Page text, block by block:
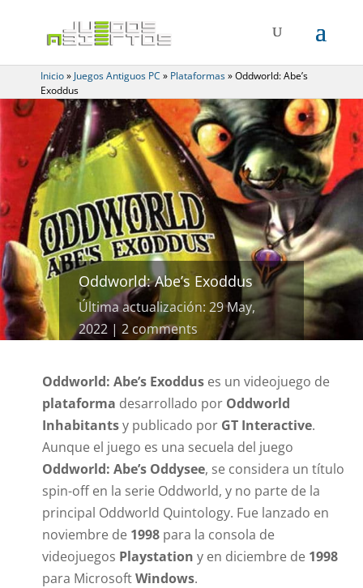
Inicio» Juegos Antiguos PC » Plataformas»Oddworld: Abe’s
Exoddus
Oddworld: Abe’s Exoddus
Última actualización: 29 May,
2022
2 comments
Oddworld: Abe’s Exoddus es un videojuego de
plataforma desarrollado por Oddworld
Inhabitantsy publicado por GT Interactive.
Aunque el juego es una secuela del juego
Oddworld: Abe’s Oddysee, se considera un título
spin-off en la serie Oddworld, y no parte de la
principal Oddworld Quintology. Fue lanzado en
noviembre de 1998 para la consola de
videojuegos Playstation y en diciembre de 1998
para MicrosoftWindows.